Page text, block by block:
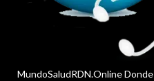
MundoSaludRDN.Online